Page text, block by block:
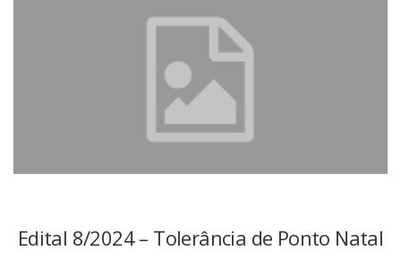
Edital 8/2024 – Tolerância de Ponto Natal